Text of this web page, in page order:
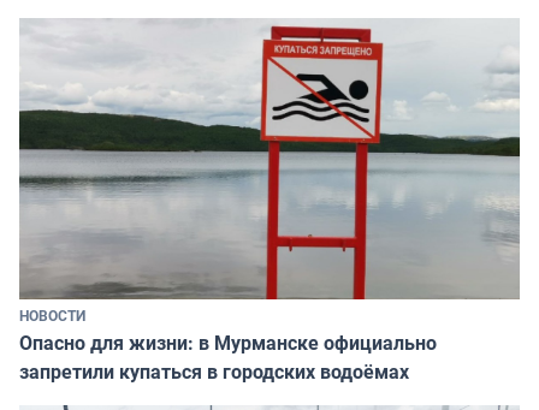
НОВОСТИ
Опасно для жизни: в Мурманске официально
запретили купаться в городских водоёмах